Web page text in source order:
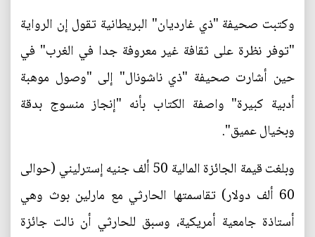
وكتبت صحيفة "ذي غارديان" البريطانية تقول إن الرواية
"توفر نظرة على ثقافة غير معروفة جدا في الغرب" في
حين أشارت صحيفة "ذي ناشونال" إلى "وصول موهبة
أدبية كبيرة" واصفة الكتاب بأنه "إنجاز منسوج بدقة
وبخيال عميق".
وبلغت قيمة الجائزة المالية 50 ألف جنيه إسترليني (حوالى
60 ألف دولار) تقاسمتها الحارثي مع مارلين بوث وهي
أستاذة جامعية أمريكية، وسبق للحارثي أن نالت جائزة